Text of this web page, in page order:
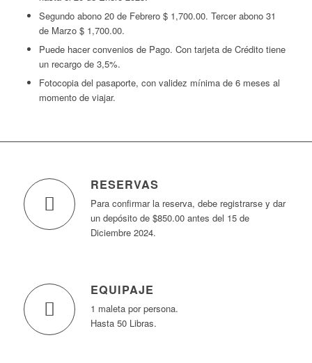
Segundo abono 20 de Febrero $ 1,700.00. Tercer abono 31
de Marzo $ 1,700.00.
Puede hacer convenios de Pago. Con tarjeta de Crédito tiene
un recargo de 3,5%.
Fotocopia del pasaporte, con validez mínima de 6 meses al
momento de viajar.
RESERVAS
Para confirmar la reserva, debe registrarse y dar
un depósito de $850.00 antes del 15 de
Diciembre 2024.
EQUIPAJE
1 maleta por persona.
Hasta 50 Libras.